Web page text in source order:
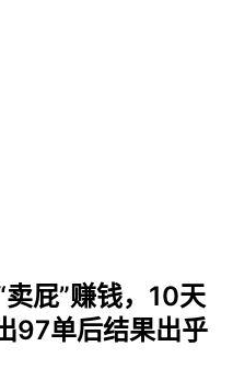
屁”赚钱，10天
97单后结果出乎